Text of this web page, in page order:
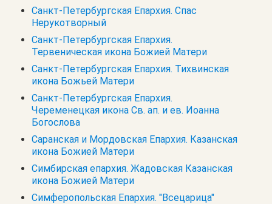
Санкт-Петербургская Епархия. Спас
Нерукотворный
Санкт-Петербургская Епархия.
Тервеническая икона Божией Матери
Санкт-Петербургская Епархия. Тихвинская
икона Божьей Матери
Санкт-Петербургская Епархия.
Череменецкая икона Св. ап. и ев. Иоанна
Богослова
Саранская и Мордовская Епархия. Казанская
икона Божией Матери
Симбирская епархия. Жадовская Казанская
икона Божией Матери
Симферопольская Епархия. "Всецарица"